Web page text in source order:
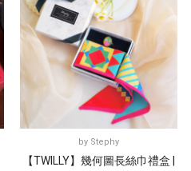
by Stephy
【TWILLY】幾何圖長絲巾禮盒 |